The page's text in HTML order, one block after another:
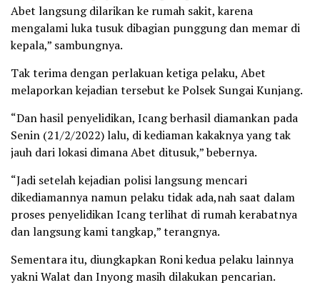
Abet langsung dilarikan ke rumah sakit, karena
mengalami luka tusuk dibagian punggung dan memar di
kepala,” sambungnya.
Tak terima dengan perlakuan ketiga pelaku, Abet
melaporkan kejadian tersebut ke Polsek Sungai Kunjang.
“Dan hasil penyelidikan, Icang berhasil diamankan pada
Senin (21/2/2022) lalu, di kediaman kakaknya yang tak
jauh dari lokasi dimana Abet ditusuk,” bebernya.
“Jadi setelah kejadian polisi langsung mencari
dikediamannya namun pelaku tidak ada,nah saat dalam
proses penyelidikan Icang terlihat di rumah kerabatnya
dan langsung kami tangkap,” terangnya.
Sementara itu, diungkapkan Roni kedua pelaku lainnya
yakni Walat dan Inyong masih dilakukan pencarian.